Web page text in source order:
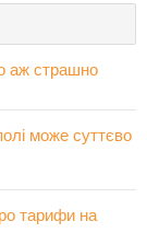
аж страшно
може суттєво
тарифи на